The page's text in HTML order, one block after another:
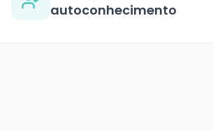
autoconhecimento